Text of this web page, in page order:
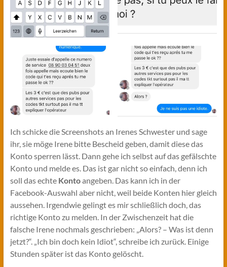
Ich schicke die Screenshots an Irenes Schwester und sage
ihr, sie möge Irene bitte Bescheid geben, damit diese das
Konto sperren lässt. Dann gehe ich selbst auf das gefälschte
Konto und melde es. Das ist gar nicht so einfach, denn ich
soll das echte Kontoangeben. Das kann ich in der
Facebook-Auswahl aber nicht, weil beide Konten hier gleich
aussehen. Irgendwie gelingt es mir schließlich doch, das
richtige Konto zu melden. In der Zwischenzeit hat die
falsche Irene nochmals geschrieben: „Alors? – Was ist denn
jetzt?“. „Ich bin doch kein Idiot“, schreibe ich zurück. Einige
Stunden später ist das Konto gelöscht.